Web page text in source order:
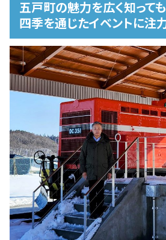
五戸町の魅力を広く知って
四季を通じたイベントに注